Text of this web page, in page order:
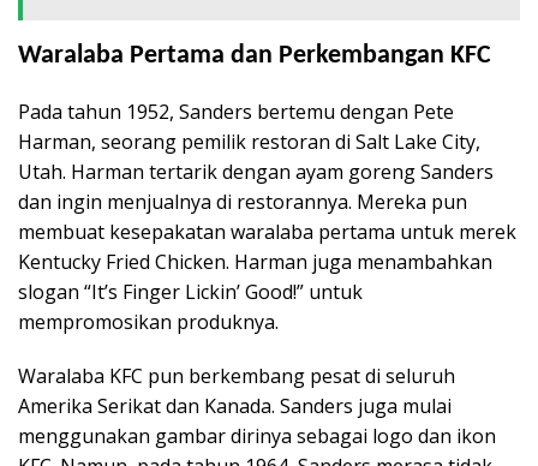
Waralaba Pertama dan Perkembangan KFC
Pada tahun 1952, Sanders bertemu dengan Pete
Harman, seorang pemilik restoran di Salt Lake City,
Utah. Harman tertarik dengan ayam goreng Sanders
dan ingin menjualnya di restorannya. Mereka pun
membuat kesepakatan waralaba pertama untuk merek
Kentucky Fried Chicken. Harman juga menambahkan
slogan “It’s Finger Lickin’ Good!” untuk
mempromosikan produknya.
Waralaba KFC pun berkembang pesat di seluruh
Amerika Serikat dan Kanada. Sanders juga mulai
menggunakan gambar dirinya sebagai logo dan ikon